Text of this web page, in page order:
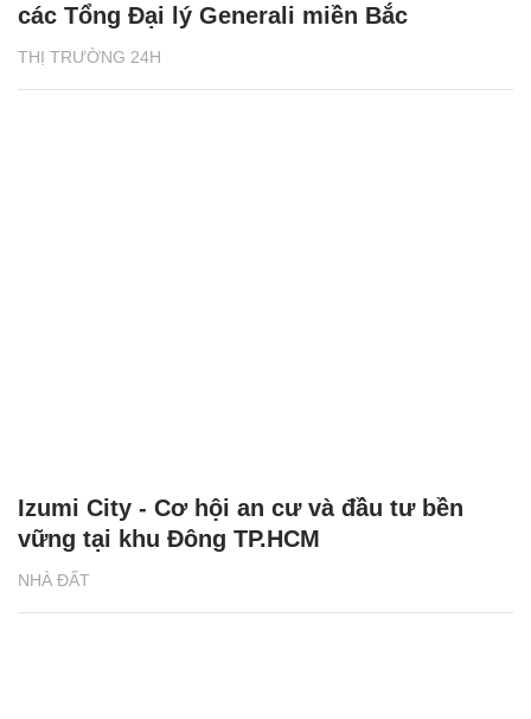
THỊ TRƯỜNG 24H
các Tổng Đại lý Generali miền Bắc
NHÀ ĐẤT
Izumi City - Cơ hội an cư và đầu tư bền
vững tại khu Đông TP.HCM